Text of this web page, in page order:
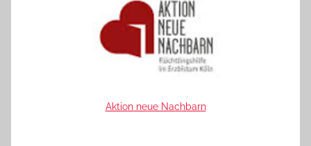
Aktion neue Nachbarn